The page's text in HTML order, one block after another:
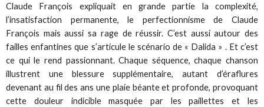
Claude François expliquait en grande partie la complexité,
l’insatisfaction permanente, le perfectionnisme de Claude
François mais aussi sa rage de réussir. C’est aussi autour des
failles enfantines que s’articule le scénario de « Dalida » . Et c’est
ce qui le rend passionnant. Chaque séquence, chaque chanson
illustrent une blessure supplémentaire, autant d’éraflures
devenant au fil des ans une plaie béante et profonde, provoquant
cette douleur indicible masquée par les paillettes et les